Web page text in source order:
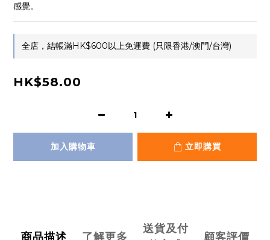
感覺。
全店，結帳滿HK$600以上免運費 (只限香港/澳門/台灣)
HK$58.00
加入購物車 立即購買
商品描述 了解更多
送貨及付
顧客評價